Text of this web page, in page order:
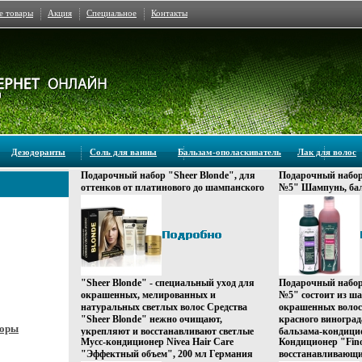
товары Акция Специальное Контакты
Дезодоранты Соль для ванны Бальзам-ополаскиватель Лак для волос
Подарочный набор "Sheer Blonde", для
оттенков от платинового до шампанского
1405000 Товар сертифицирован инфо 471r.
"Sheer Blonde" - специальный уход для
окрашенных, мелированных и
натуральных светлых волос Средства
"Sheer Blonde" нежно очищают,
укрепляют и восстанавливают светлые
волосы, придавая ослепбхшвчительный
блеск, сохраняя насыщенный и
Мусс-кондиционер Nivea Hair Care
"Эффектный объем", 200 мл Германия
Подарочный
№5" Шампунь,
Производитель:
сертифицирован
Подарочный
№5" состоит из
окрашенных
красного
бальзама-
оливы и сои Набор
бхшббподарочную
Кондиционер